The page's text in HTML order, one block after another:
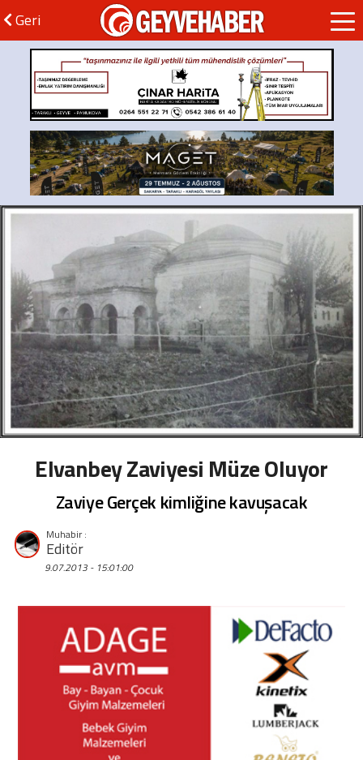
Geri GEYVEHABER
Elvanbey Zaviyesi Müze Oluyor
Zaviye Gerçek kimliğine kavuşacak
Editör
9.07.2013 - 15:01:00